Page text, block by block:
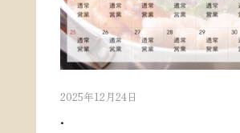
2025年12月24日
.